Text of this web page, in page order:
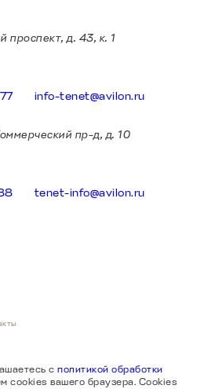
проспект, д. 43, к. 1
info-tenet@avilon.ru
пр-д, д. 10
tenet-info@avilon.ru
с политикой обработки
cookies вашего браузера. Cookies